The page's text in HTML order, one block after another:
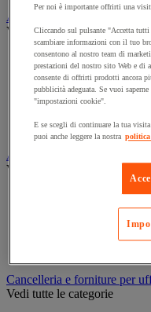
Armadio e archiviazione
Vedi tutte le categorie
Archiviazione
Archiviazione per
Armadio
Armadio per ufficio
Libreria
Audiovisivi
Vedi tutte le categorie
Attrezzature audio e
Connessione audio e
Fotocamera,
Insonorizzazione e
Cancelleria e forniture per
Vedi tutte le categorie
Per noi è importante offrirti una
Cliccando sul pulsante "Accetta
scambiare informazioni con il tuo
consentono al nostro team di
prestazioni del nostro sito Web e di
consente di offrirti prodotti ancora
pubblicità adeguata. Se vuoi
"impostazioni cookie".
E se scegli di continuare la tua
puoi anche leggere la nostra politica